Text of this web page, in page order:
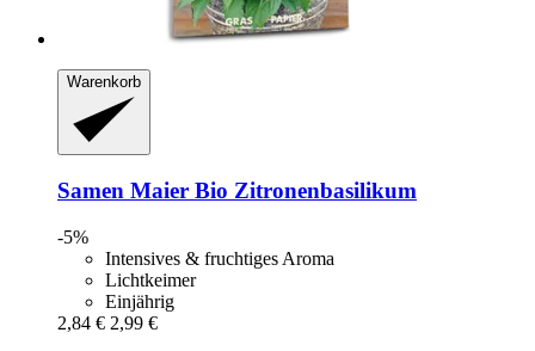
Warenkorb
Samen Maier Bio Zitronenbasilikum
-5%
Intensives & fruchtiges Aroma
Lichtkeimer
Einjährig
2,84 € 2,99 €